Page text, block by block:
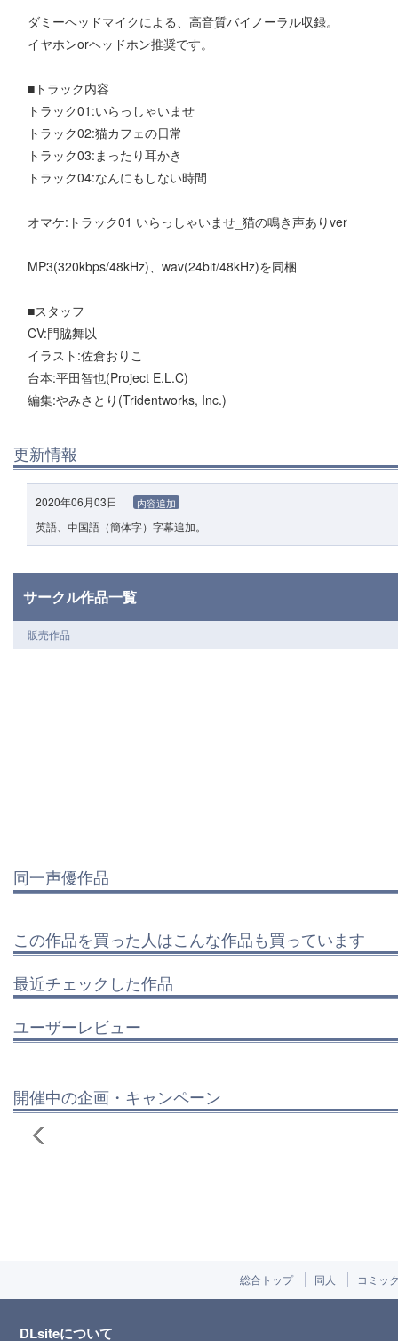
ダミーヘッドマイクによる、高音質バイノーラル収録。
イヤホンorヘッドホン推奨です。
■トラック内容
トラック01:いらっしゃいませ
トラック02:猫カフェの日常
トラック03:まったり耳かき
トラック04:なんにもしない時間
オマケ:トラック01 いらっしゃいませ_猫の鳴き声ありver
MP3(320kbps/48kHz)、wav(24bit/48kHz)を同梱
■スタッフ
CV:門脇舞以
イラスト:佐倉おりこ
台本:平田智也(Project E.L.C)
編集:やみさとり(Tridentworks, Inc.)
更新情報
2020年06月03日 内容追加
英語、中国語（簡体字）字幕追加。
サークル作品一覧
販売作品
同一声優作品
この作品を買った人はこんな作品も買っています
最近チェックした作品
ユーザーレビュー
開催中の企画・キャンペーン
総合トップ 同人 コミッ
DLsiteについて